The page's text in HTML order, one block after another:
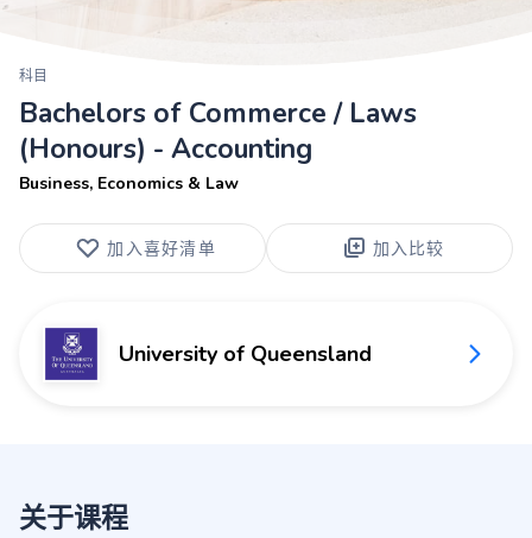
科目
Bachelors of Commerce / Laws
(Honours) - Accounting
Business, Economics & Law
加入喜好清单 加入比较
University of Queensland
关于课程